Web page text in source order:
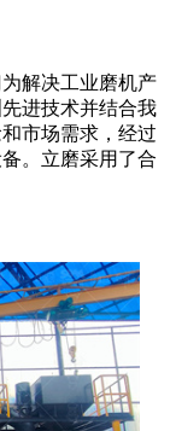
解决工业磨机产
进技术并结合我
市场需求，经过
。立磨采用了合